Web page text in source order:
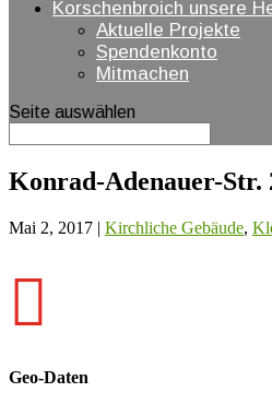
Korschenbroich unsere
Aktuelle Projekte
Spendenkonto
Mitmachen
Seite auswählen
Konrad-Adenauer-Str.
Mai 2, 2017 | Kirchliche Gebäude,

Geo-Daten